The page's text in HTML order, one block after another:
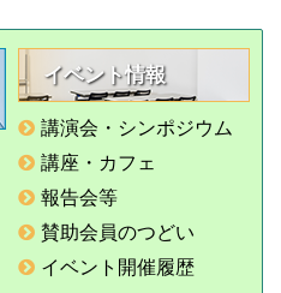
イベント情報
講演会・シンポジウム
講座・カフェ
報告会等
賛助会員のつどい
イベント開催履歴